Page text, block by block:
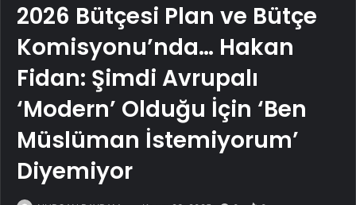
2026 Bütçesi Plan ve Bütçe
Komisyonu’nda… Hakan
Fidan: Şimdi Avrupalı
‘Modern’ Olduğu İçin ‘Ben
Müslüman İstemiyorum’
Diyemiyor